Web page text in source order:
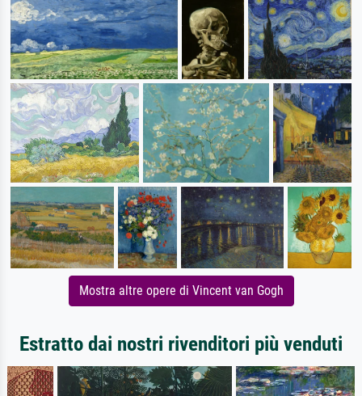
Mostra altre opere di Vincent van Gogh
Estratto dai nostri rivenditori più venduti